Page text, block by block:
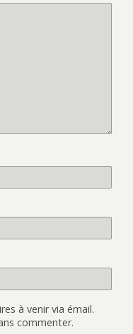
à venir via émail.
commenter.